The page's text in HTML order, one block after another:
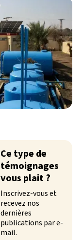
Ce type de
témoignages
vous plait ?
Inscrivez-vous et
recevez nos
dernières
publications par e-
mail.